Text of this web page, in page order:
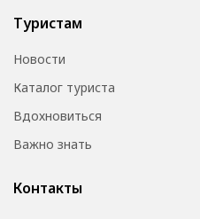
Туристам
Новости
Каталог туриста
Вдохновиться
Важно знать
Контакты